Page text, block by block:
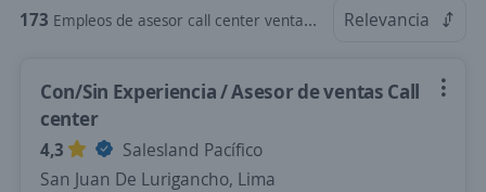
173 Empleos de asesor call center ventas Tiempo parcial Relevancia
Con/Sin Experiencia / Asesor de ventas Call
center
4,3
Salesland Pacífico
San Juan De Lurigancho, Lima